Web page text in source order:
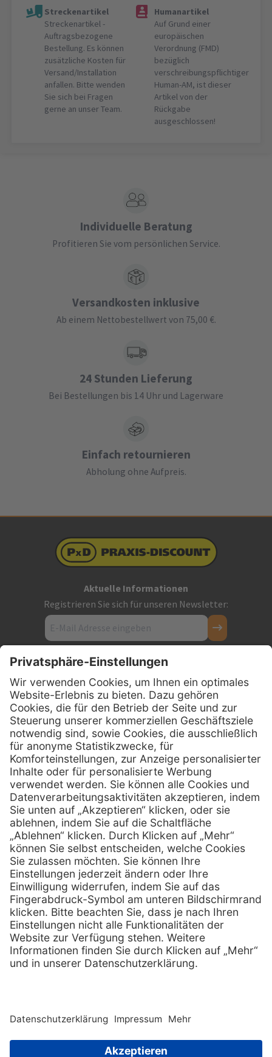
Streckenartikel
Streckenartikel -
Auftragsbezogene
Bestellung. Es können
zusätzliche Kosten für
Versand/Installation
anfallen. Bitte wenden
Sie sich bei Fragen
gerne an unser Team.
Humanartikel
Auf Grund einer
europäischen
Verordnung (FMD)
bezüglich
verschreibungspflichtiger
Human-AM, ist dieser
Artikel von der
Rückgabe
ausgeschlossen!
Individuelle Beratung
Profitieren Sie vom persönlichen Service.
Versandkosten inklusive
Ab einem Nettobestellwert von 75,00 €.
24 Stunden Lieferung
Bei Bestellungen bis 14 Uhr und Lagerware
Einfach retournieren
Abholung ohne Aufpreis.
Aktuelle Informationen
Registrieren Sie sich für unseren Newsletter:
Kontakt
Firmensitz
PxD Praxis-Discount GmbH
Hans-Wunderlich-Straße 7
D-49078 Osnabrück
Telefon: 0800 - 600 66 30
Telefon:0800 - 07 01 96
E-Mail:info @ praxis-discount.de
Services
Serviceversprechen
Sprechstundenbedarf
Retoure anmelden
Hilfe
FAQs
Kontakt
Lob & Kritik
Zertifikat Rechtliches
Impressum
Datenschutz
AGB
Copyright © 2026 PxD Praxis-Discount GmbH. All rights